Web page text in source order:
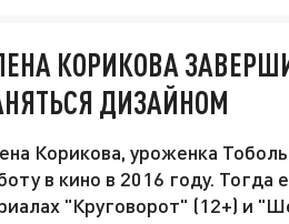
КОРИКОВА
ДИЗАЙНОМ
Корикова, уроженка
в кино в 2016 году.
"Круговорот" (12+) и